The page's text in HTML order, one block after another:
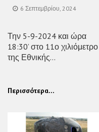
6 Σεπτεμβρίου, 2024
Την 5-9-2024 και ώρα
18:30’ στο 11ο χιλιόμετρο
της Εθνικής...
Περισσότερα...